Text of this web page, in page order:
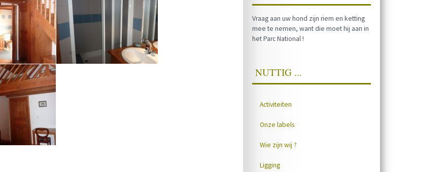
Vraag aan uw hond zijn riem en ketting
mee te nemen, want die moet hij aan in
het Parc National !
NUTTIG ...
Activiteiten
Onze labels
Wie zijn wij ?
Ligging